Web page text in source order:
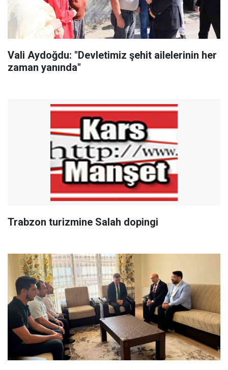
Vali Aydoğdu: "Devletimiz şehit ailelerinin her
zaman yanında"
Trabzon turizmine Salah dopingi